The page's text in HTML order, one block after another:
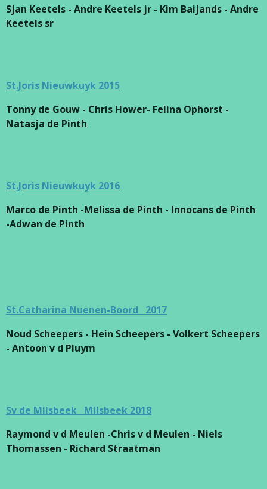
Sjan Keetels - Andre Keetels jr - Kim Baijands - Andre
Keetels sr
St.Joris Nieuwkuyk 2015
Tonny de Gouw - Chris Hower- Felina Ophorst -
Natasja de Pinth
St.Joris Nieuwkuyk 2016
Marco de Pinth -Melissa de Pinth - Innocans de Pinth
-Adwan de Pinth
St.Catharina Nuenen-Boord 2017
Noud Scheepers - Hein Scheepers - Volkert Scheepers
- Antoon v d Pluym
Sv de Milsbeek Milsbeek 2018
Raymond v d Meulen -Chris v d Meulen - Niels
Thomassen - Richard Straatman